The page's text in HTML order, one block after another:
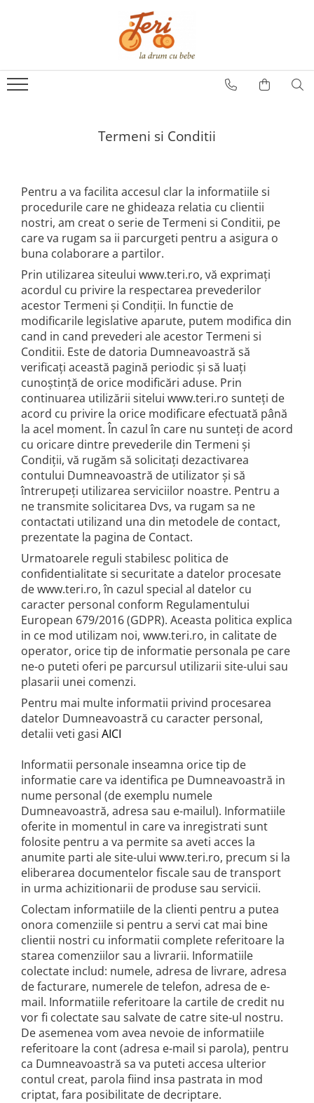
SCOICI
SCAUNE REAR FACINGTermeni si Conditii
Pentru a va facilita accesul clar la informatiile si
procedurile care ne ghideaza relatia cu clientii
nostri, am creat o serie de Termeni si Conditii, pe
care va rugam sa ii parcurgeti pentru a asigura o
buna colaborare a partilor.
Prin utilizarea siteului www.teri.ro, vă exprimați
acordul cu privire la respectarea prevederilor
acestor Termeni și Condiții. In functie de
modificarile legislative aparute, putem modifica din
cand in cand prevederi ale acestor Termeni si
Conditii. Este de datoria Dumneavoastră să
verificați această pagină periodic și să luați
cunoștință de orice modificări aduse. Prin
continuarea utilizării sitelui www.teri.ro sunteți de
acord cu privire la orice modificare efectuată până
la acel moment. În cazul în care nu sunteți de acord
cu oricare dintre prevederile din Termeni și
Condiții, vă rugăm să solicitați dezactivarea
contului Dumneavoastră de utilizator și să
întrerupeți utilizarea serviciilor noastre. Pentru a
ne transmite solicitarea Dvs, va rugam sa ne
contactati utilizand una din metodele de contact,
prezentate la pagina de Contact.
Urmatoarele reguli stabilesc politica de
confidentialitate si securitate a datelor procesate
de www.teri.ro, în cazul special al datelor cu
caracter personal conform Regulamentului
European 679/2016 (GDPR). Aceasta politica explica
in ce mod utilizam noi, www.teri.ro, in calitate de
operator, orice tip de informatie personala pe care
ne-o puteti oferi pe parcursul utilizarii site-ului sau
plasarii unei comenzi.
Pentru mai multe informatii privind procesarea
datelor Dumneavoastră cu caracter personal,
detalii veti gasi AICI
Informatii personale inseamna orice tip de
informatie care va identifica pe Dumneavoastră in
nume personal (de exemplu numele
Dumneavoastră, adresa sau e-mailul). Informatiile
oferite in momentul in care va inregistrati sunt
folosite pentru a va permite sa aveti acces la
anumite parti ale site-ului www.teri.ro, precum si la
eliberarea documentelor fiscale sau de transport
in urma achizitionarii de produse sau servicii.
Colectam informatiile de la clienti pentru a putea
onora comenziile si pentru a servi cat mai bine
clientii nostri cu informatii complete referitoare la
starea comenziilor sau a livrarii. Informatiile
colectate includ: numele, adresa de livrare, adresa
de facturare, numerele de telefon, adresa de e-
mail. Informatiile referitoare la cartile de credit nu
vor fi colectate sau salvate de catre site-ul nostru.
De asemenea vom avea nevoie de informatiile
referitoare la cont (adresa e-mail si parola), pentru
ca Dumneavoastră sa va puteti accesa ulterior
contul creat, parola fiind insa pastrata in mod
criptat, fara posibilitate de decriptare.